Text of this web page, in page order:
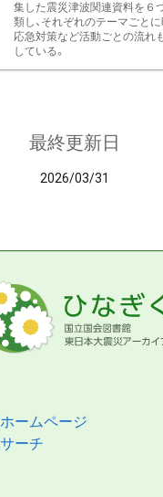
集した震災津波関連資料を６
類し、それぞれのテーマごと
応急対策など活動ごとの流れ
している。
最終更新日
2026/03/31
ームページ
ーチ